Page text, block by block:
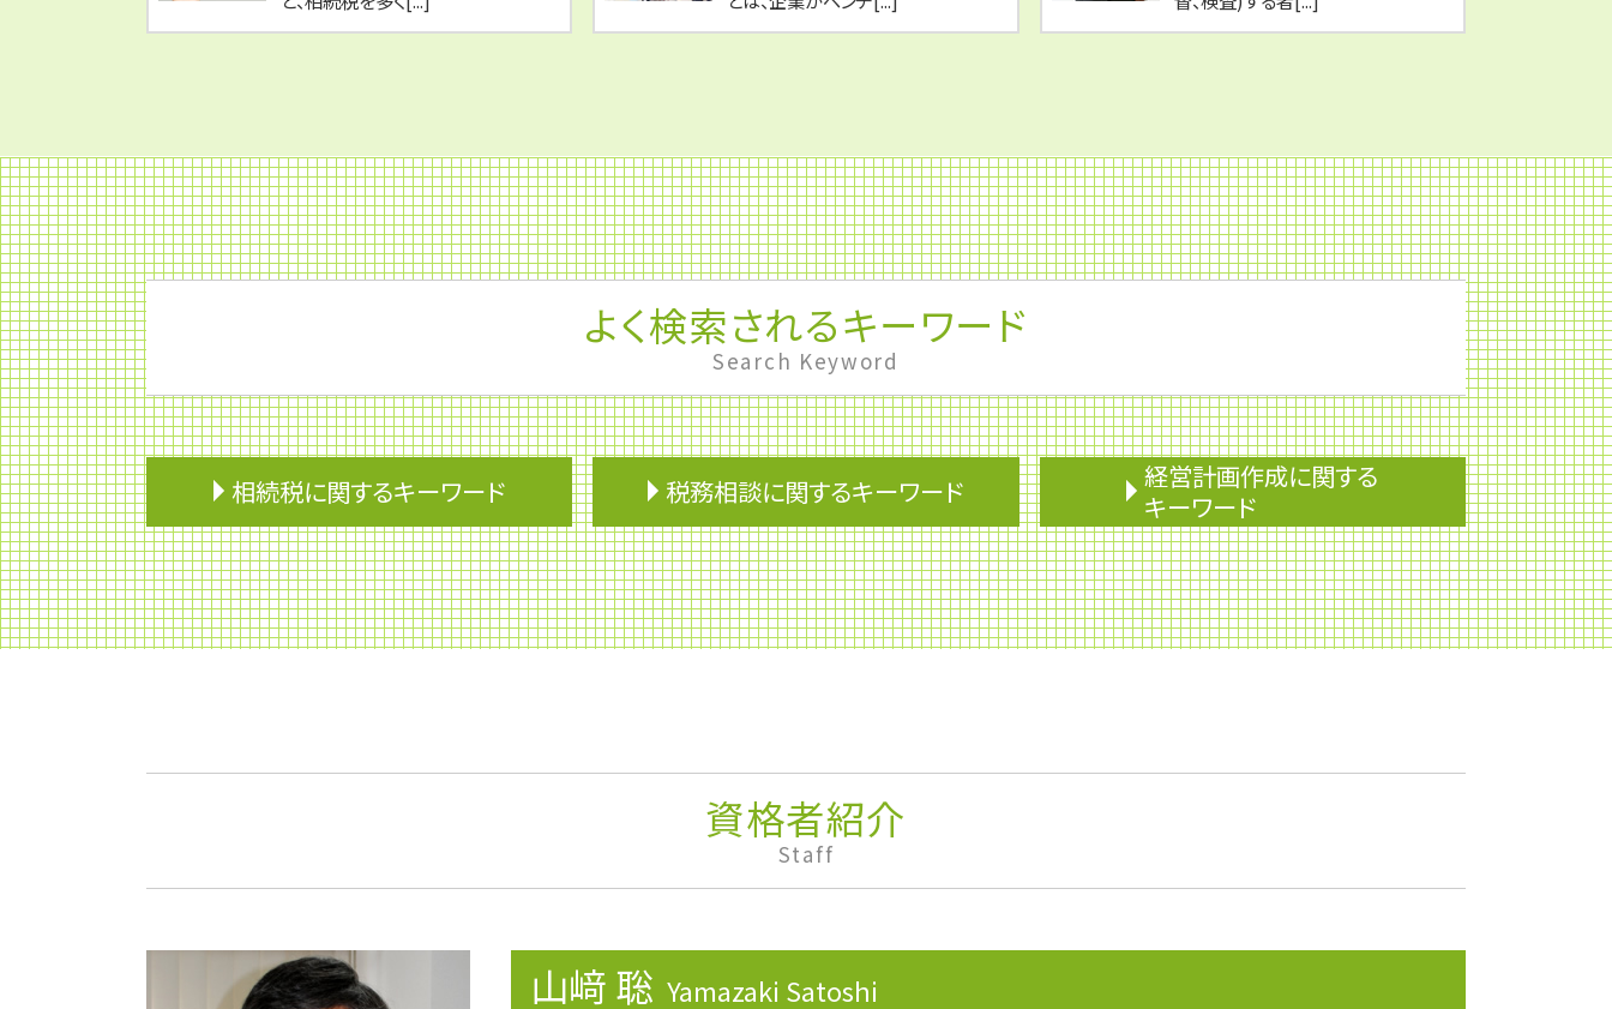
よく検索されるキーワード
Search Keyword
相続税に関するキーワード
相続人
税理士 節税
相続 非課税
マンション 相続税
相続分
相続財産
遺言 相談
遺贈 相続
税務相談に関するキーワード
融資
リスクマネジメント
マネジメントサポート
売上税
資金繰り
税務申告
銀行融資 必要書類
税務調査 個人 通帳
会計業務
財形制度
個人事業主 確定申告 必要書類
経営計画作成に関する
キーワード
株価算定
監査役
下方修正
企業会計
決算報告書
株主配分
安定株主
資格者紹介
Staff
山﨑 聡 Yamazaki Satoshi